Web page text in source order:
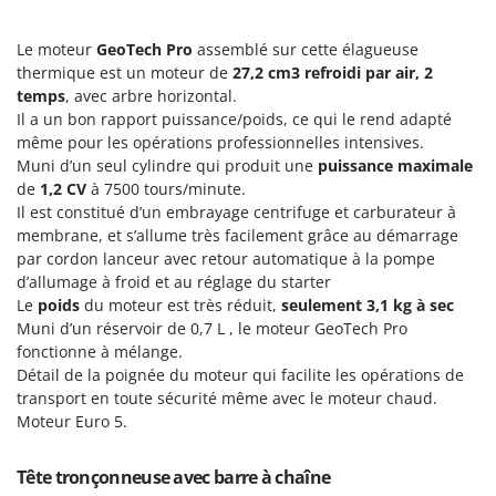
Pétrins à Spirale
Piscines
Planteuses de pommes de terre pour tracteur
Plateaux de coupe pour tracteur
Plumeuses
Pompes d'irrigation à tracteur
Pompes de transfert
Pompes immergées électriques
Postes à souder
Poussoirs à saucisse
Presses à pellets
Pressoirs à Raisin
G
G3 Ferrari
Gardena
Garofalo
GeoTech
GeoTech Pro
Gierre
Ginko - MGM
Gipeco
Girmi
GRAEF
Gre
Greenworks
Le moteur GeoTech Pro assemblé sur cette élagueuse
thermique est un moteur de 27,2 cm3 refroidi par air, 2
temps, avec arbre horizontal.
Il a un bon rapport puissance/poids, ce qui le rend adapté
même pour les opérations professionnelles intensives.
Muni d’un seul cylindre qui produit une puissance maximale
de 1,2 CV à 7500 tours/minute.
Il est constitué d’un embrayage centrifuge et carburateur à
membrane, et s’allume très facilement grâce au démarrage
par cordon lanceur avec retour automatique à la pompe
d’allumage à froid et au réglage du starter
Le poids du moteur est très réduit, seulement 3,1 kg à sec
Muni d’un réservoir de 0,7 L , le moteur GeoTech Pro
fonctionne à mélange.
Détail de la poignée du moteur qui facilite les opérations de
transport en toute sécurité même avec le moteur chaud.
Moteur Euro 5.
Tête tronçonneuse avec barre à chaîne